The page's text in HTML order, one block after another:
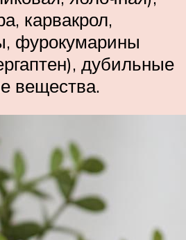
карвакрол,
фурокумарины
дубильные
вещества.